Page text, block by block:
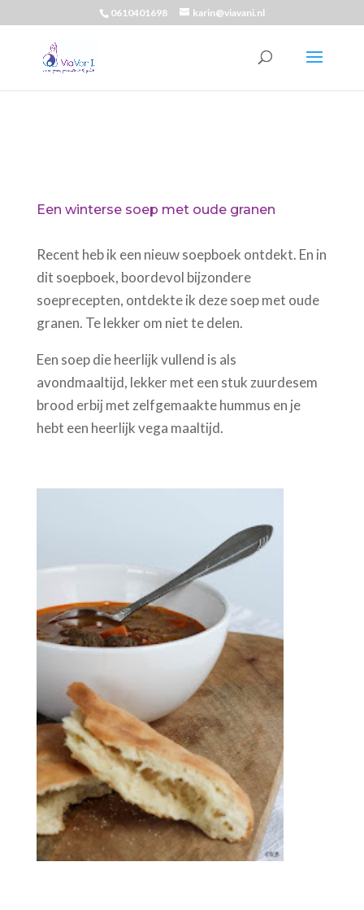
0610401698 karin@viavani.nl
Een winterse soep met oude granen
Recent heb ik een nieuw soepboek ontdekt. En in
dit soepboek, boordevol bijzondere
soeprecepten, ontdekte ik deze soep met oude
granen. Te lekker om niet te delen.
Een soep die heerlijk vullend is als
avondmaaltijd, lekker met een stuk zuurdesem
brood erbij met zelfgemaakte hummus en je
hebt een heerlijk vega maaltijd.